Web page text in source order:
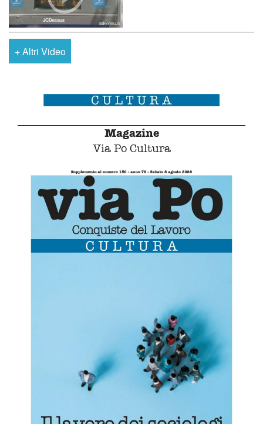
+Altri Video
Magazine
Via Po Cultura